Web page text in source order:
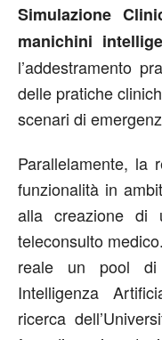
Simulazione
manichini
l’addestramento
delle pratiche
scenari di
Parallelamente, la
funzionalità in
alla creazione di
teleconsulto
reale un pool
Intelligenza
ricerca